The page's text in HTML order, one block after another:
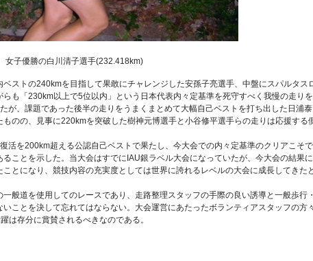
女子優勝の白川清子選手(232.418km)
ストの240kmを目指して果敢にチャレンジした安孫子亮選手、中盤にスパルタス
も「230km以上で5位以内」という日本代表内々定基準を死守すべく我慢の走りを
が、課題であった後半の走りをうまくまとめて大幅自己ベストを打ち出した日浦泰
のの、見事に220kmを突破した樹神元博選手と小谷修平選手らの走りは応援する
活を200km超える公認自己ベストで果たし、今大会での内々定基準のクリアこそで
ことを示した。当大会はすでにIAU銀ラベル大会になっていたが、今大会の結果に
とになり、競技内容の充実度としては世界に誇れるレベルの大会に成長してきたと
般道を使用してのレースであり、走路整理スタッフの手際の良い誘導と一般歩行・
ことを決して忘れてはならない。大会運営にあたったボランティアスタッフの方
は存分に賞賛されるべきなのである。